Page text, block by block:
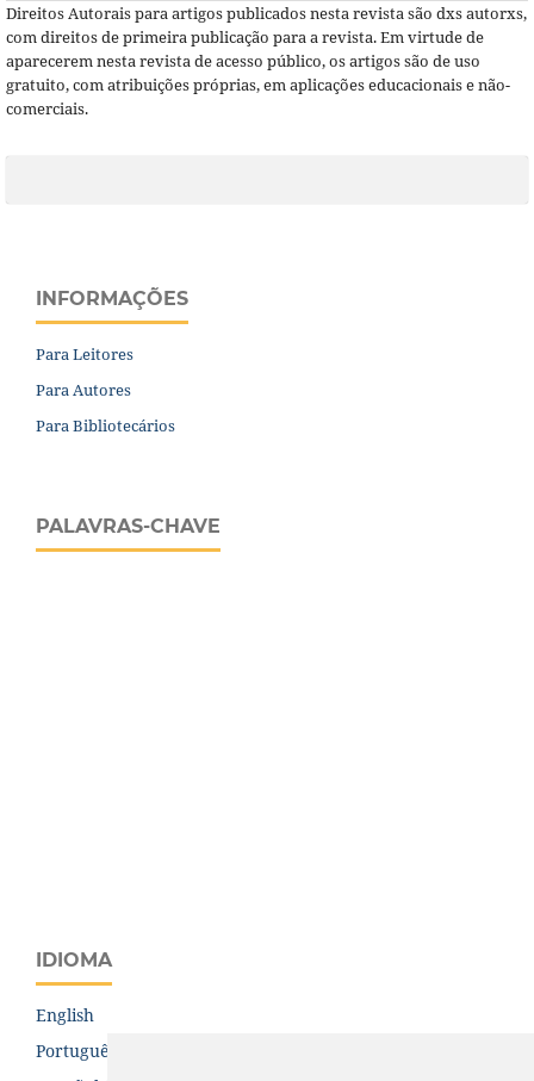
Direitos Autorais para artigos publicados nesta revista são dxs autorxs,
com direitos de primeira publicação para a revista. Em virtude de
aparecerem nesta revista de acesso público, os artigos são de uso
gratuito, com atribuições próprias, em aplicações educacionais e não-
comerciais.
INFORMAÇÕES
Para Leitores
Para Autores
Para Bibliotecários
PALAVRAS-CHAVE
IDIOMA
English
Português (Brasil)